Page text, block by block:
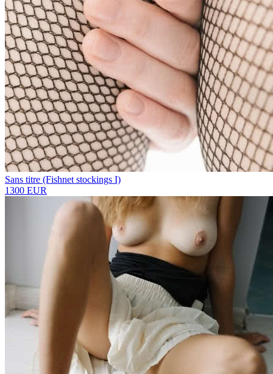
Sans titre (Fishnet stockings I)
1300 EUR